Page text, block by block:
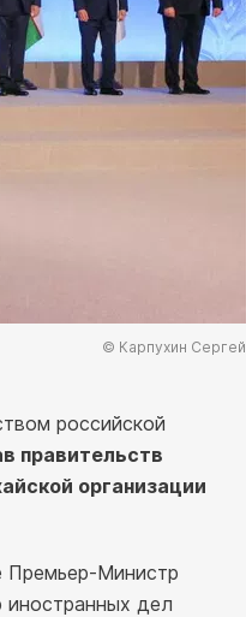
© Карпухин Сергей
российской
правительств
организации
Премьер-Министр
иностранных дел